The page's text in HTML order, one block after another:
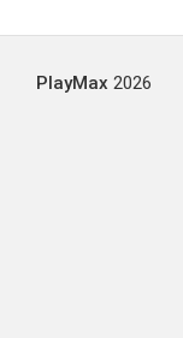
PlayMax 2026